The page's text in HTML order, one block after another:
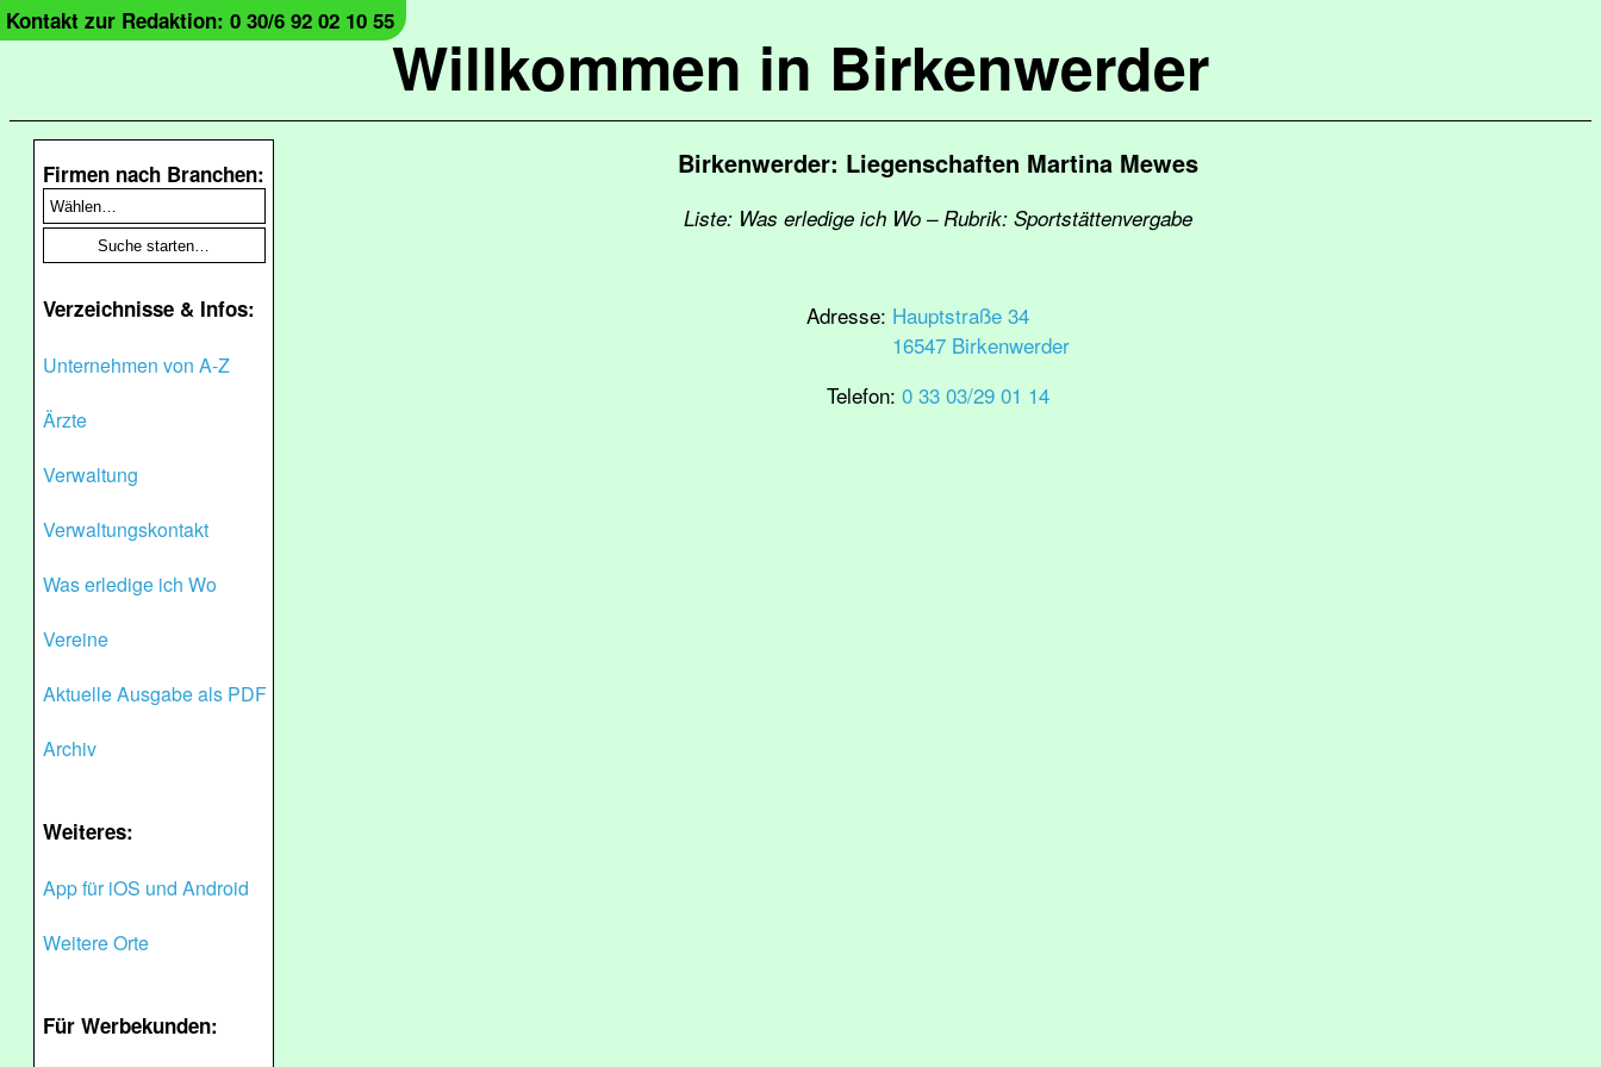
Willkommen in Birkenwerder
Kontakt zur Redaktion: 0 30/6 92 02 10 55
Firmen nach Branchen:
Verzeichnisse & Infos:
Unternehmen von A-Z
Ärzte
Verwaltung
Verwaltungskontakt
Was erledige ich Wo
Vereine
Aktuelle Ausgabe als PDF
Archiv
Weiteres:
App für iOS und Android
Weitere Orte
Für Werbekunden:
Birkenwerder: Liegenschaften Martina Mewes
Liste: Was erledige ich Wo – Rubrik: Sportstättenvergabe
Adresse: Hauptstraße 34
16547 Birkenwerder
Telefon: 0 33 03/29 01 14